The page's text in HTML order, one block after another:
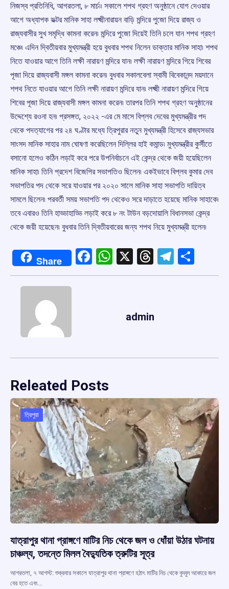
নিজস্ব প্রতিনিধি, আগরতলা, ৮ মার্চ৷৷ সকালে শপথ গ্রহণ অনুষ্ঠানে যোগ দেওয়ার
আগে অধ্যাপক ডক্টর মানিক সাহা লক্ষ্মীনারায়ন বাড়ি মন্দিরে পুজো দিয়ে রাজ্য ও
রাজ্যবাসীর সুখ সমৃদ্ধি কামনা করেন৷ মন্দিরে পুজো দিয়েই তিনি চলে যান শপথ গ্রহণ
মঞ্চে৷ এদিন দ্বিতীয়বার মুখ্যমন্ত্রী হয়ে বুধবার শপথ নিলেন ডাক্তার মানিক সাহা৷ শপথ
নিতে যাওয়ার আগে তিনি লক্ষী নারায়ণ মন্দিরে যান৷ লক্ষী নারায়ণ মন্দিরে গিয়ে শিবের
পূজা দিয়ে রাজ্যবাসী মঙ্গল কামনা করেন৷ বুধবার সকালবেলা স্বামী বিবেকানন্দ ময়দানে
শপথ নিতে যাওয়ার আগে তিনি লক্ষী নারায়ণ মন্দিরে যান৷ লক্ষ্মী নারায়ণ মন্দিরে গিয়ে
শিবের পূজা দিয়ে রাজ্যবাসী মঙ্গল কামনা করেন৷ তারপর তিনি শপথ গ্রহণ অনুষ্ঠানের
উদ্দেশ্যে রওনা হন৷ প্রসঙ্গত, ২০২২ -এর মে মাসে বিপ্লব দেবের মুখ্যমন্ত্রীর পদ
থেকে পদত্যাগের পর ২৪ ঘণ্টার মধ্যে ত্রিপুরার নতুন মুখ্যমন্ত্রী হিসেবে রাজ্যসভার
সাংসদ মানিক সাহার নাম ঘোষণা করেছিলেন দিল্লির হাই কমান্ড৷ মুখ্যমন্ত্রীর কুর্সীতে
বসানো হলেও কঠিন লড়াই করে পরে উপনির্বাচনে এই কেন্দ্র থেকে জয়ী হয়েছিলেন
মানিক সাহা৷ তিনি প্রদেশ বিজেপির সভাপতিও ছিলেন৷ একইভাবে বিপ্লব কুমার দেব
সভাপতির পদ থেকে সরে যাওয়ার পর ২০২০ সালে মানিক সাহা সভাপতি দায়িত্ব
সামলে ছিলেন৷ পরবর্তী সময় সভাপতি পদ থেকেও সরে দাড়াতে হয়েছে মানিক সাহাকে৷
তবে এবারও তিনি হাড্ডাহাড্ডি লড়াই করে ৮ নং টাউন বড়দোয়ালি বিধানসভা কেন্দ্র
থেকে জয়ী হয়েছেন৷ বুধবার তিনি দ্বিতীয়বারের জন্য শপথ নিয়ে মুখ্যমন্ত্রী হলেন৷
Share Facebook
WhatsApp
X Threads
admin
Releated Posts
ত্রিপুরা
যাত্রাপুর থানা প্রাঙ্গণে মাটির নিচ থেকে জল ও ধোঁয়া উঠার ঘটনায়
চাঞ্চল্য, তদন্তে মিলল বৈদ্যুতিক ত্রুটির সূত্র
আগরতলা, ৭ আগস্ট: শুক্রবার সকালে যাত্রাপুর থানা প্রাঙ্গণে হঠাৎ মাটির নিচ থেকে বুদবুদ আকারে জল
বের হতে এবং…